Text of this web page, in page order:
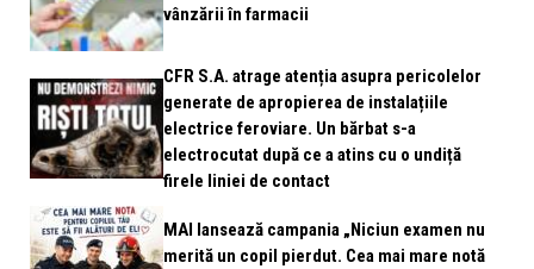
vânzării în farmacii
CFR S.A. atrage atenția asupra pericolelor
generate de apropierea de instalațiile
electrice feroviare. Un bărbat s-a
electrocutat după ce a atins cu o undiță
firele liniei de contact
MAI lansează campania „Niciun examen nu
merită un copil pierdut. Cea mai mare notă